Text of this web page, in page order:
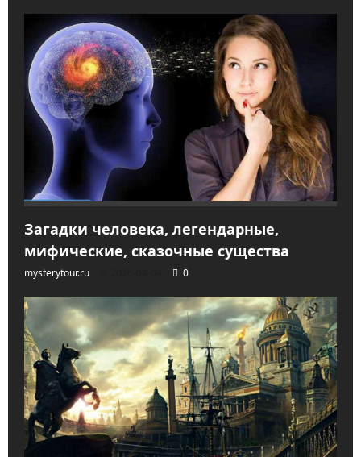
Загадки человека, легендарные,
мифические, сказочные существа
mysterytour.ru 0